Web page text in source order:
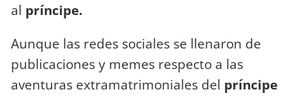
al príncipe.
Aunque las redes sociales se llenaron de
publicaciones y memes respecto a las
aventuras extramatrimoniales del príncipe